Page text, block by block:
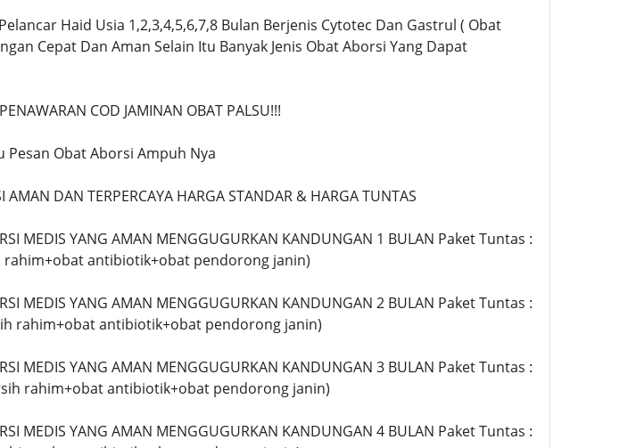
Haid Usia 1,2,3,4,5,6,7,8 Bulan Berjenis Cytotec Dan Gastrul ( Obat
Cepat Dan Aman Selain Itu Banyak Jenis Obat Aborsi Yang Dapat
COD JAMINAN OBAT PALSU!!!
Pesan Obat Aborsi Ampuh Nya
AMAN DAN TERPERCAYA HARGA STANDAR & HARGA TUNTAS
MEDIS YANG AMAN MENGGUGURKAN KANDUNGAN 1 BULAN Paket Tuntas :
rahim+obat antibiotik+obat pendorong janin)
MEDIS YANG AMAN MENGGUGURKAN KANDUNGAN 2 BULAN Paket Tuntas :
rahim+obat antibiotik+obat pendorong janin)
MEDIS YANG AMAN MENGGUGURKAN KANDUNGAN 3 BULAN Paket Tuntas :
rahim+obat antibiotik+obat pendorong janin)
MEDIS YANG AMAN MENGGUGURKAN KANDUNGAN 4 BULAN Paket Tuntas :